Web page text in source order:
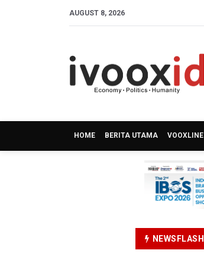
AUGUST 8, 2026
HOME BERITA UTAMA VOOXLINE
NEWSFLASH